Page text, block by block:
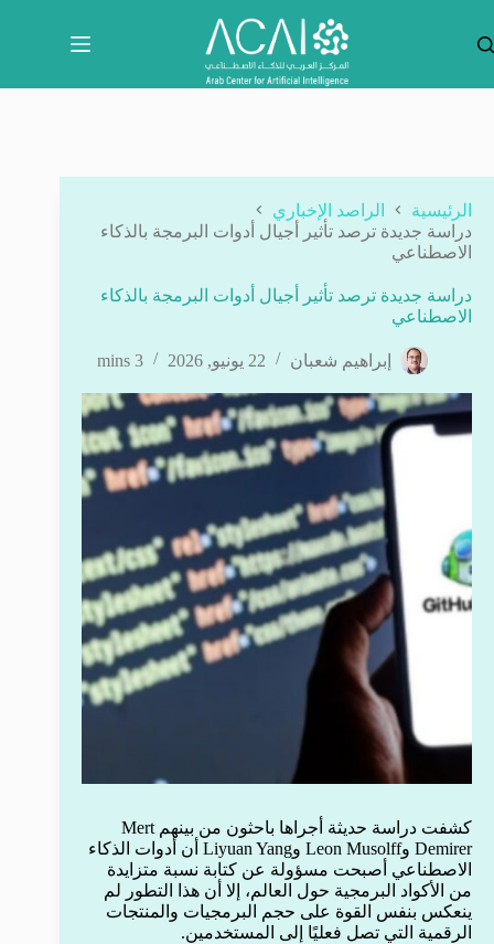
المحتوى
الرئيسية
الراصد الإخباري
دراسة جديدة ترصد تأثير أجيال أدوات البرمجة بالذكاء
الاصطناعي
دراسة جديدة ترصد تأثير أجيال أدوات البرمجة بالذكاء
الاصطناعي
إبراهيم شعبان 22 يونيو, 2026 3 mins
كشفت دراسة حديثة أجراها باحثون من بينهم Mert
Demirer وLeon Musolff وLiyuan Yang أن أدوات الذكاء
الاصطناعي أصبحت مسؤولة عن كتابة نسبة متزايدة
من الأكواد البرمجية حول العالم، إلا أن هذا التطور لم
ينعكس بنفس القوة على حجم البرمجيات والمنتجات
الرقمية التي تصل فعليًا إلى المستخدمين.